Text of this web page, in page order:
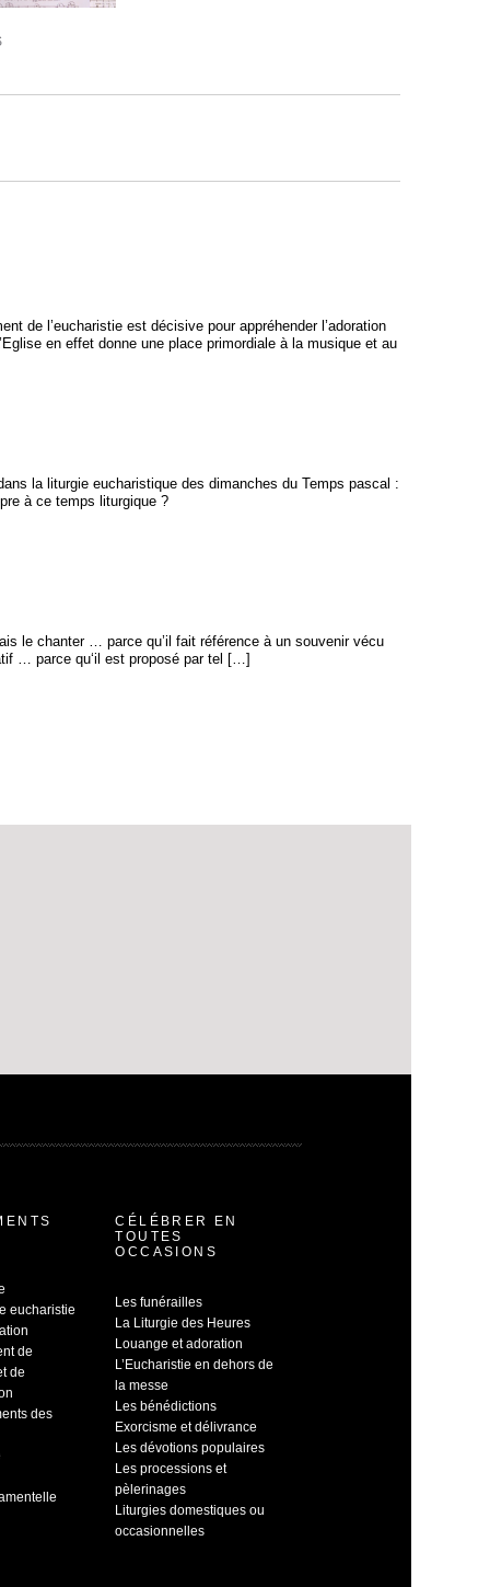
de l’eucharistie est décisive pour appréhender l’adoration
en effet donne une place primordiale à la musique et au
la liturgie eucharistique des dimanches du Temps pascal :
à ce temps liturgique ?
le chanter … parce qu’il fait référence à un souvenir vécu
… parce qu‘il est proposé par tel […]
eucharistie
de
de
des
CÉLÉBRER EN
TOUTES
OCCASIONS
Les funérailles
La Liturgie des Heures
Louange et adoration
L’Eucharistie en dehors de
la messe
Les bénédictions
Exorcisme et délivrance
Les dévotions populaires
Les processions et
pèlerinages
Liturgies domestiques ou
occasionnelles